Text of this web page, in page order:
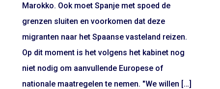
Marokko. Ook moet Spanje met spoed de
grenzen sluiten en voorkomen dat deze
migranten naar het Spaanse vasteland reizen.
Op dit moment is het volgens het kabinet nog
niet nodig om aanvullende Europese of
nationale maatregelen te nemen. "We willen […]